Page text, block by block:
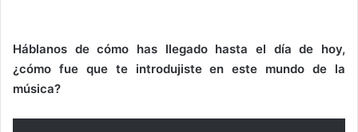
Háblanos de cómo has llegado hasta el día de hoy,
¿cómo fue que te introdujiste en este mundo de la
música?